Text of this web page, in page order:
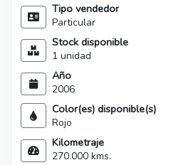
Tipo vendedor
Particular
Stock disponible
1 unidad
Año
2006
Color(es) disponible(s)
Rojo
Kilometraje
270.000 kms.